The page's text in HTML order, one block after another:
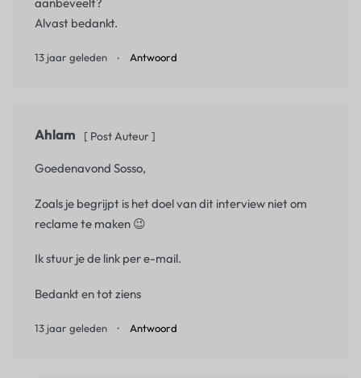
Alvast bedankt.
13 jaar geleden Antwoord
Ahlam [ Post Auteur ]
Goedenavond Sosso,
Zoals je begrijpt is het doel van dit interview niet om
reclame te maken 😉
Ik stuur je de link per e-mail.
Bedankt en tot ziens
13 jaar geleden Antwoord